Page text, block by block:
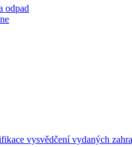
odpad
vysvědčení vydaných